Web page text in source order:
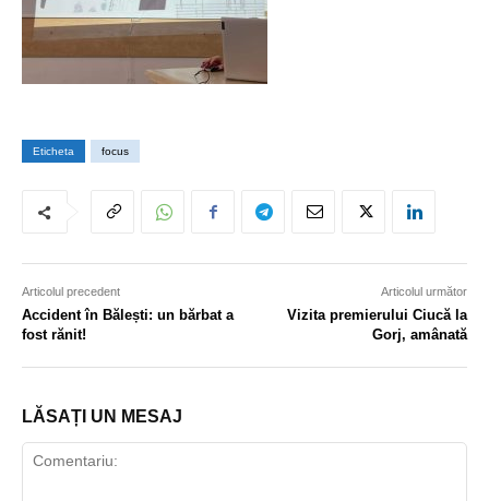
Eticheta focus
Articolul precedent
Accident în Bălești: un bărbat a
fost rănit!
Articolul următor
Vizita premierului Ciucă la
Gorj, amânată
LĂSAȚI UN MESAJ